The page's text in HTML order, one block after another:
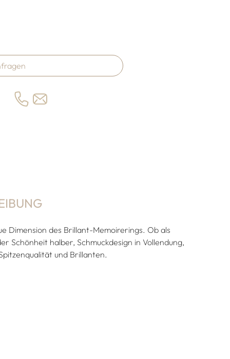
Dimension des Brillant-Memoirerings. Ob als
Schönheit halber, Schmuckdesign in Vollendung,
und Brillanten.